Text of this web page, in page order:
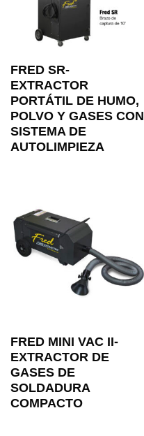
FRED SR-
EXTRACTOR
PORTÁTIL DE HUMO,
POLVO Y GASES CON
SISTEMA DE
AUTOLIMPIEZA
FRED MINI VAC II-
EXTRACTOR DE
GASES DE
SOLDADURA
COMPACTO